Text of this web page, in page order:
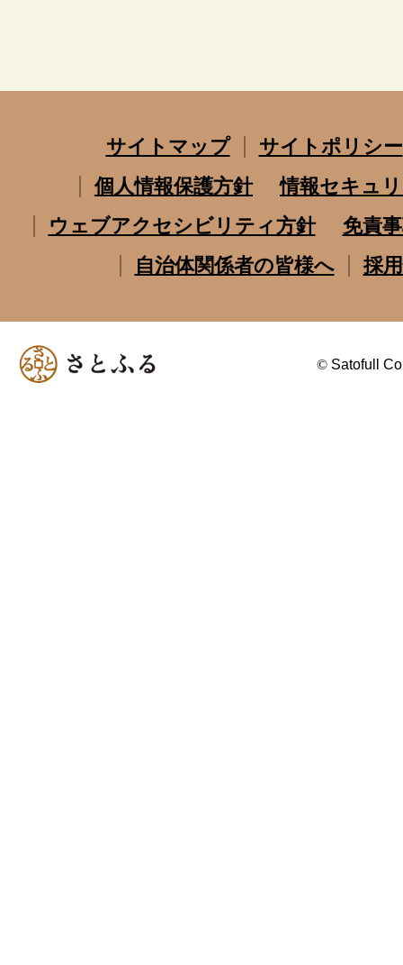
サイトマップ
サイトポリシー
個人情報保護方針
情報セキュ
ウェブアクセシビリティ方針
免責
自治体関係者の皆様へ
採
© Satofull